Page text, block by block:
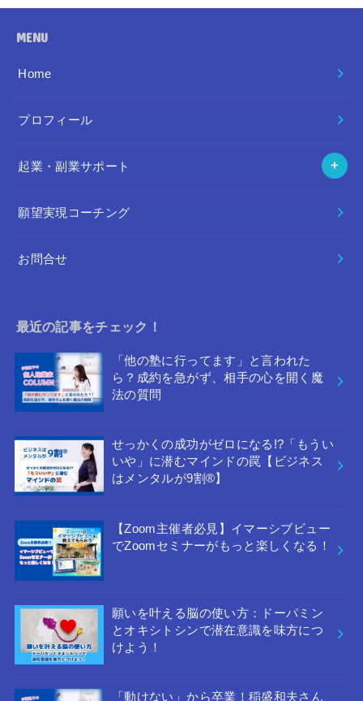
MENU
Home
プロフィール
起業・副業サポート
願望実現コーチング
お問合せ
最近の記事をチェック！
「他の塾に行ってます」と言われた
ら？成約を急がず、相手の心を開く魔
法の質問
せっかくの成功がゼロになる!?「もうい
いや」に潜むマインドの罠【ビジネス
はメンタルが9割®︎】
【Zoom主催者必見】イマーシブビュー
でZoomセミナーがもっと楽しくなる！
願いを叶える脳の使い方：ドーパミン
とオキシトシンで潜在意識を味方につ
けよう！
「動けない」から卒業！稲盛和夫さん